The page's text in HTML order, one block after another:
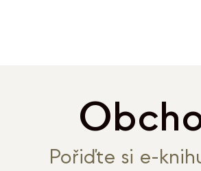
Pořiďte si e-